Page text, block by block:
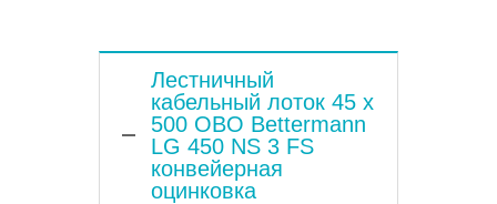
Лестничный
кабельный лоток 45 x
500 OBO Bettermann
LG 450 NS 3 FS
конвейерная
оцинковка